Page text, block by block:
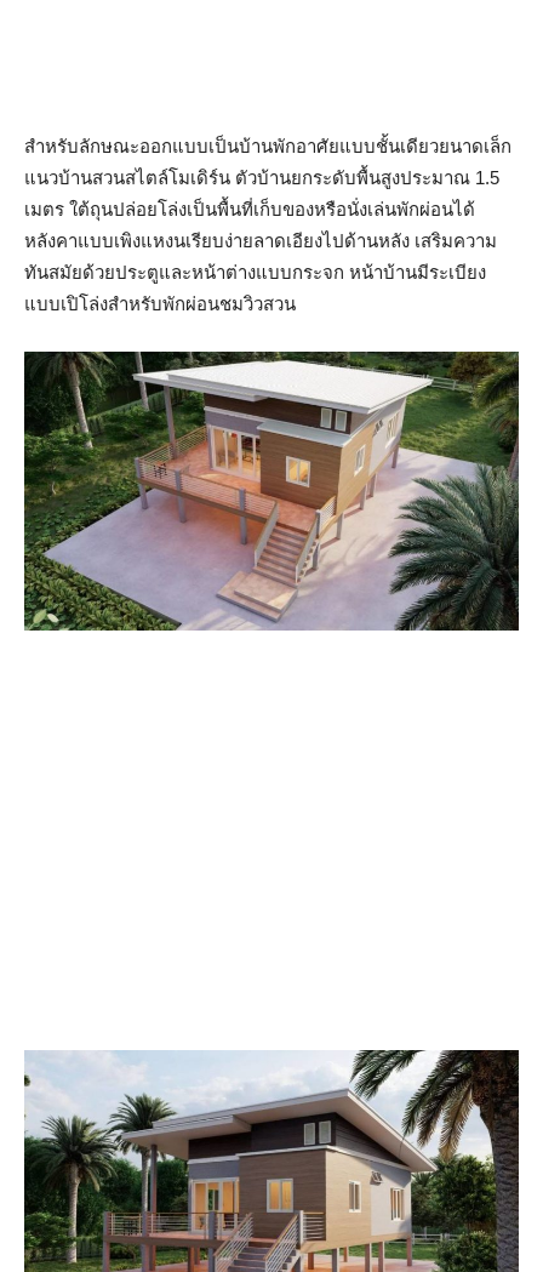
สำหรับลักษณะออกแบบเป็นบ้านพักอาศัยแบบชั้นเดียวยนาดเล็ก
แนวบ้านสวนสไตล์โมเดิร์น ตัวบ้านยกระดับพื้นสูงประมาณ 1.5
เมตร ใต้ถุนปล่อยโล่งเป็นพื้นที่เก็บของหรือนั่งเล่นพักผ่อนได้
หลังคาแบบเพิงแหงนเรียบง่ายลาดเอียงไปด้านหลัง เสริมความ
ทันสมัยด้วยประตูและหน้าต่างแบบกระจก หน้าบ้านมีระเบียง
แบบเปิโล่งสำหรับพักผ่อนชมวิวสวน